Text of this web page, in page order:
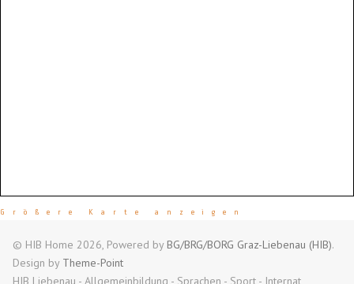
Größere Karte anzeigen
© HIB Home 2026, Powered by BG/BRG/BORG Graz-Liebenau (HIB).
Design by Theme-Point